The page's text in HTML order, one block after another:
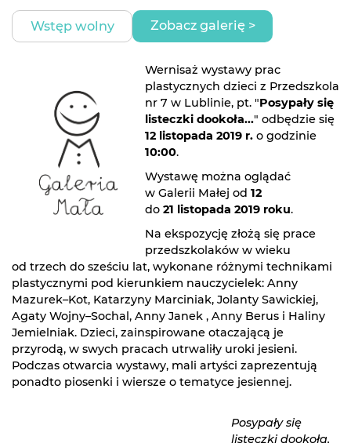
Wstęp wolny Zobacz galerię >
Wernisaż wystawy prac
plastycznych dzieci z Przedszkola
nr 7 w Lublinie, pt. "Posypały się
listeczki dookoła..." odbędzie się
12 listopada 2019 r. o godzinie
10:00.
Wystawę można oglądać
w Galerii Małej od 12
do 21 listopada 2019 roku.
Na ekspozycję złożą się prace
przedszkolaków w wieku
od trzech do sześciu lat, wykonane różnymi technikami
plastycznymi pod kierunkiem nauczycielek: Anny
Mazurek–Kot, Katarzyny Marciniak, Jolanty Sawickiej,
Agaty Wojny–Sochal, Anny Janek , Anny Berus i Haliny
Jemielniak. Dzieci, zainspirowane otaczającą je
przyrodą, w swych pracach utrwaliły uroki jesieni.
Podczas otwarcia wystawy, mali artyści zaprezentują
ponadto piosenki i wiersze o tematyce jesiennej.
Posypały się
listeczki dookoła.